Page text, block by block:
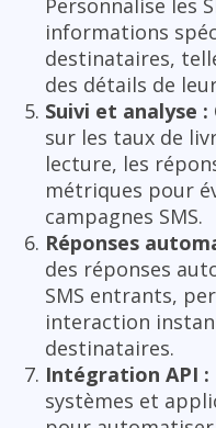
Personnalise les
informations
destinataires,
des détails de
Suivi et analyse :
sur les taux de
lecture, les
métriques pour
campagnes SMS.
Réponses
des réponses
SMS entrants,
interaction
destinataires.
Intégration API :
systèmes et